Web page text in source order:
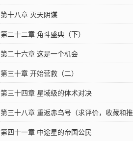
第十八章 灭天阴谋
第二十二章 角斗盛典（下）
第二十六章 这是一个机会
第三十章 开始营救（二）
第三十四章 星域级的体术对决
第三十八章 重返赤乌号（求评价，收藏和推
荐）
第四十一章 中途星的帝国公民